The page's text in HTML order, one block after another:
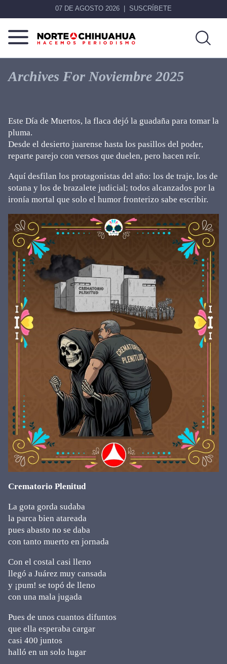
07 DE AGOSTO 2026 SUSCRÍBETE
Norte
De
Chihuahua
Más
que
noticias,
Archives For Noviembre 2025
Este Día de Muertos, la flaca dejó la guadaña para tomar la
pluma.
Desde el desierto juarense hasta los pasillos del poder,
reparte parejo con versos que duelen, pero hacen reír.
Aquí desfilan los protagonistas del año: los de traje, los de
sotana y los de brazalete judicial; todos alcanzados por la
ironía mortal que solo el humor fronterizo sabe escribir.
Crematorio Plenitud
La gota gorda sudaba
la parca bien atareada
pues abasto no se daba
con tanto muerto en jornada
Con el costal casi lleno
llegó a Juárez muy cansada
y ¡pum! se topó de lleno
con una mala jugada
Pues de unos cuantos difuntos
que ella esperaba cargar
casi 400 juntos
halló en un solo lugar